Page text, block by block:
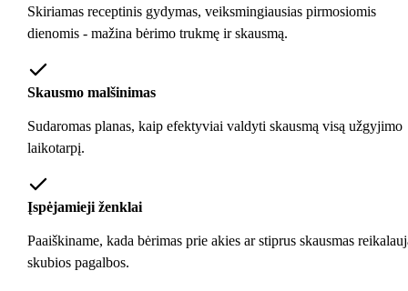
Skiriamas receptinis gydymas, veiksmingiausias pirmosiomis
dienomis - mažina bėrimo trukmę ir skausmą.
Skausmo malšinimas
Sudaromas planas, kaip efektyviai valdyti skausmą visą užgyjimo
laikotarpį.
Įspėjamieji ženklai
Paaiškiname, kada bėrimas prie akies ar stiprus skausmas
skubios pagalbos.